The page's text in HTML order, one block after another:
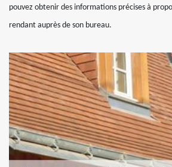
pouvez obtenir des informations précises à
rendant auprès de son bureau.